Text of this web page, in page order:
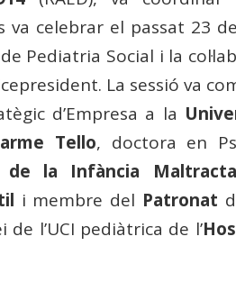
va celebrar el passat 23
Pediatria Social i la
La sessió va
d’Empresa a la
Tello, doctora en
de la Infància
i membre del Patronat
l’UCI pediàtrica de l’